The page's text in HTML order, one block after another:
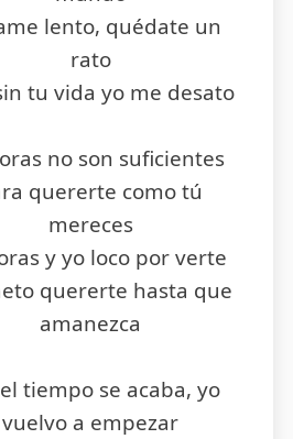
lento, quédate un
rato
tu vida yo me desato
no son suficientes
quererte como tú
mereces
y yo loco por verte
quererte hasta que
amanezca
tiempo se acaba, yo
vuelvo a empezar